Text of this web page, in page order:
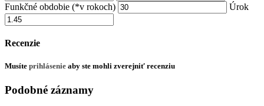
Funkčné obdobie (*v rokoch) Úrok
Recenzie
Musíte prihlásenie aby ste mohli zverejniť recenziu
Podobné záznamy